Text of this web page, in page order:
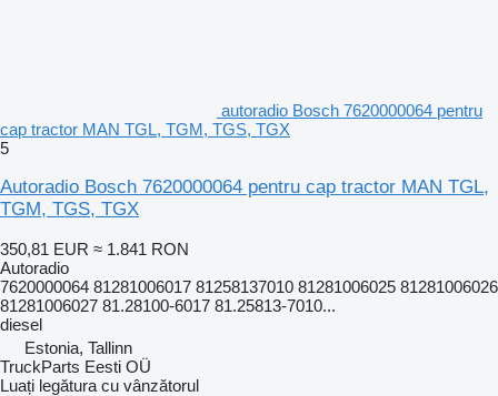
autoradio Bosch 7620000064 pentru
cap tractor MAN TGL, TGM, TGS, TGX
5
Autoradio Bosch 7620000064 pentru cap tractor MAN TGL,
TGM, TGS, TGX
350,81 EUR ≈ 1.841 RON
Autoradio
7620000064 81281006017 81258137010 81281006025 81281006026
81281006027 81.28100-6017 81.25813-7010...
diesel
Estonia, Tallinn
TruckParts Eesti OÜ
Luați legătura cu vânzătorul